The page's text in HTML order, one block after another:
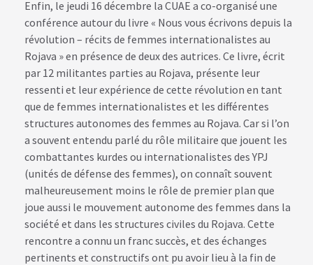
Enfin, le jeudi 16 décembre la CUAE a co-organisé une
conférence autour du livre « Nous vous écrivons depuis la
révolution – récits de femmes internationalistes au
Rojava » en présence de deux des autrices. Ce livre, écrit
par 12 militantes parties au Rojava, présente leur
ressenti et leur expérience de cette révolution en tant
que de femmes internationalistes et les différentes
structures autonomes des femmes au Rojava. Car si l’on
a souvent entendu parlé du rôle militaire que jouent les
combattantes kurdes ou internationalistes des YPJ
(unités de défense des femmes), on connaît souvent
malheureusement moins le rôle de premier plan que
joue aussi le mouvement autonome des femmes dans la
société et dans les structures civiles du Rojava. Cette
rencontre a connu un franc succès, et des échanges
pertinents et constructifs ont pu avoir lieu à la fin de